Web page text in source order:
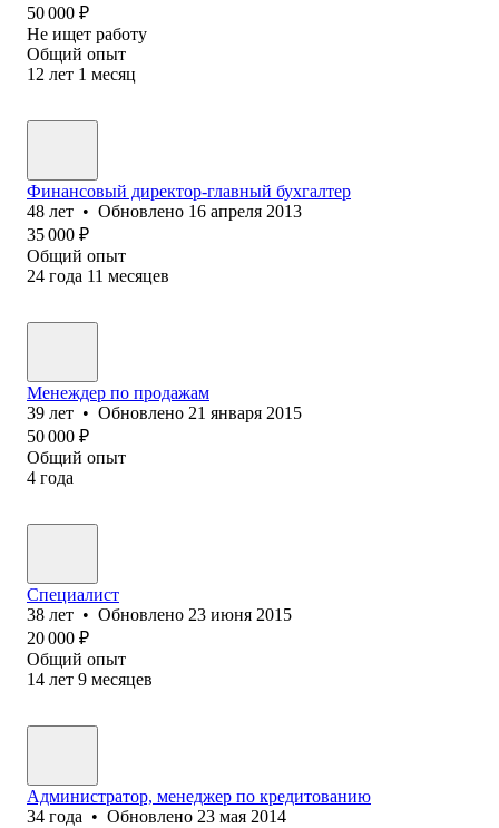
50 000 ₽
Не ищет работу
Общий опыт
12 лет 1 месяц
Финансовый директор-главный бухгалтер
48 лет • Обновлено 16 апреля 2013
35 000 ₽
Общий опыт
24 года 11 месяцев
Менеждер по продажам
39 лет • Обновлено 21 января 2015
50 000 ₽
Общий опыт
4 года
Специалист
38 лет • Обновлено 23 июня 2015
20 000 ₽
Общий опыт
14 лет 9 месяцев
Администратор, менеджер по кредитованию
34 года • Обновлено 23 мая 2014